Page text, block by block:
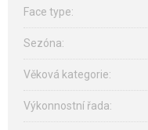
Face type:
Sezóna:
Věková kategorie:
Výkonnostní řada: